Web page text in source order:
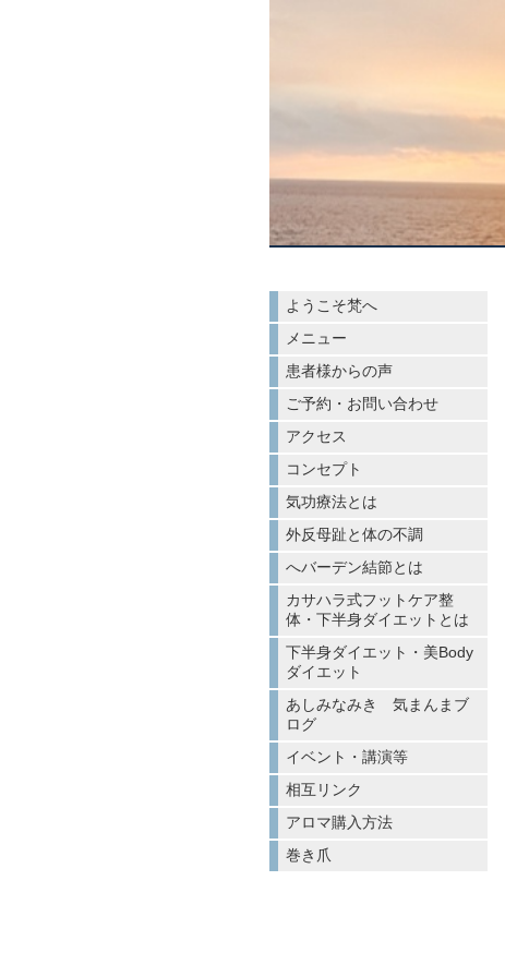
ようこそ梵へ
メニュー
患者様からの声
ご予約・お問い合わせ
アクセス
コンセプト
気功療法とは
外反母趾と体の不調
へバーデン結節とは
カサハラ式フットケア整
体・下半身ダイエットとは
下半身ダイエット・美Body
ダイエット
あしみなみき 気まんまブ
ログ
イベント・講演等
相互リンク
アロマ購入方法
巻き爪